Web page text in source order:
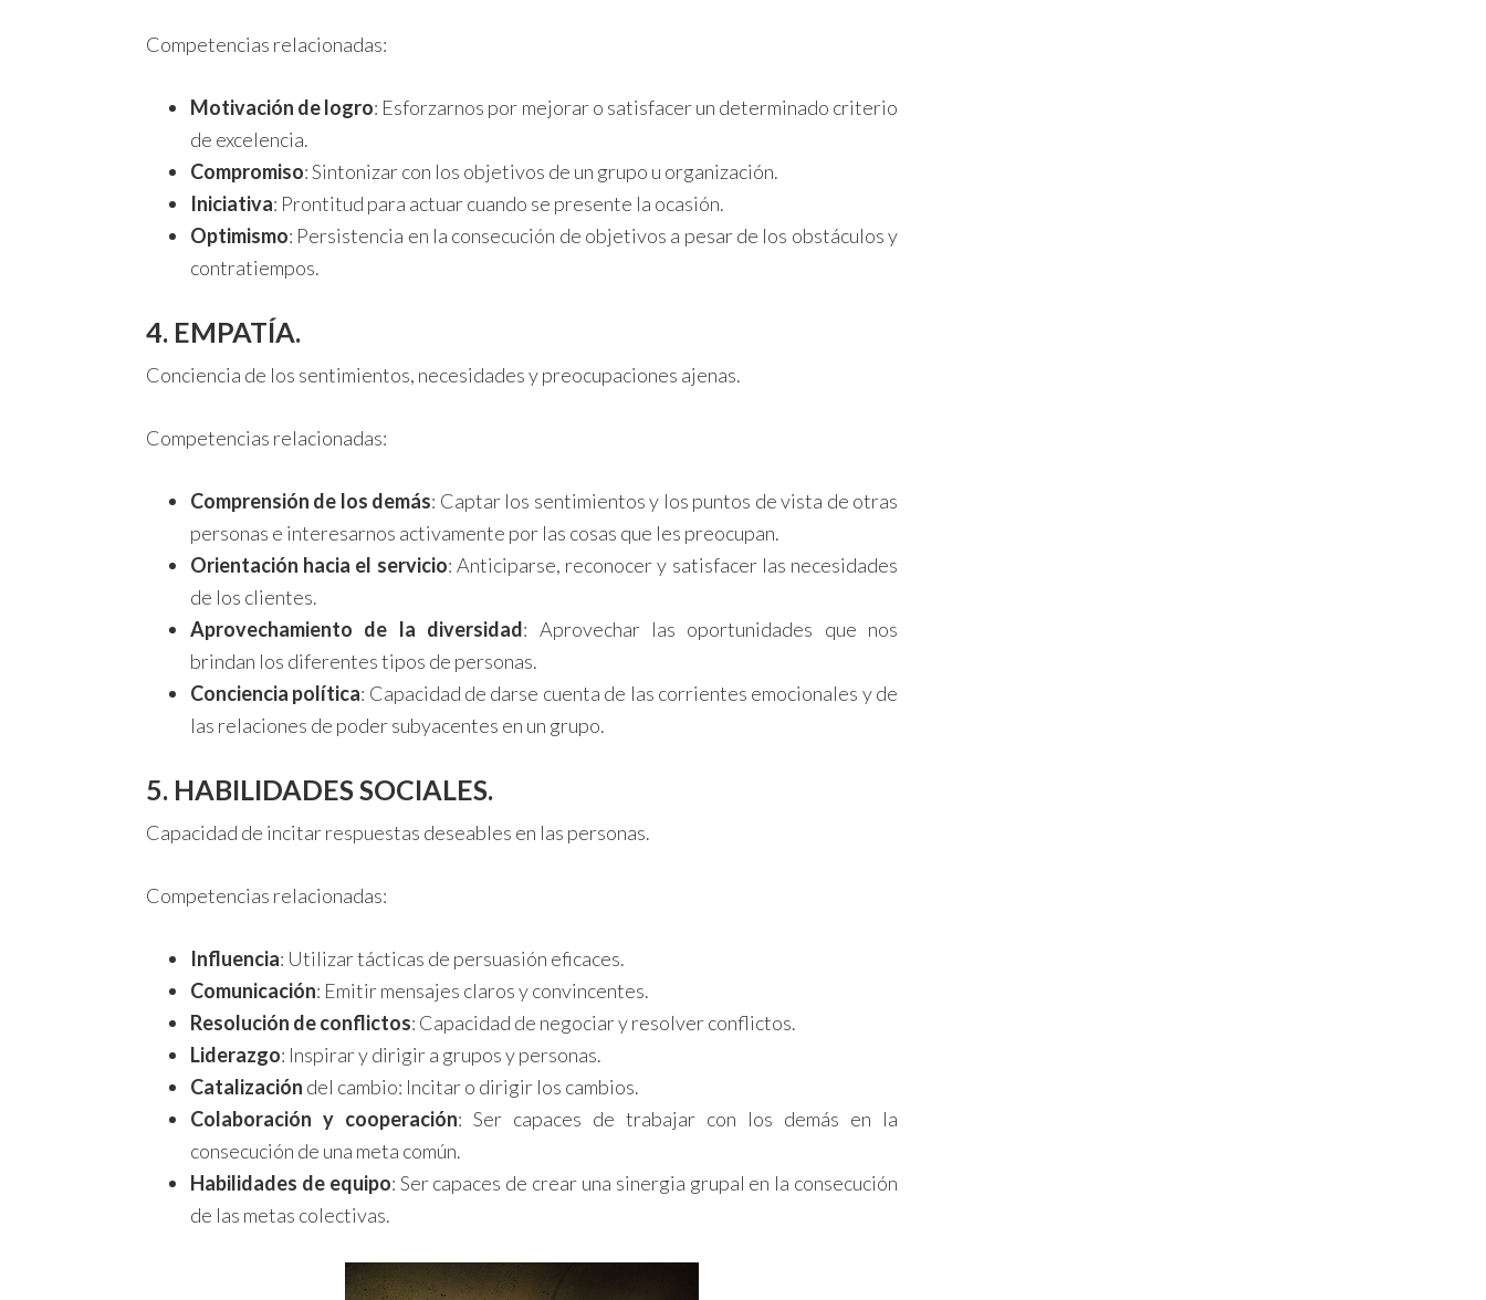
Competencias relacionadas:
Motivación de logro: Esforzarnos por mejorar o satisfacer un determinado criterio
de excelencia.
Compromiso: Sintonizar con los objetivos de un grupo u organización.
Iniciativa: Prontitud para actuar cuando se presente la ocasión.
Optimismo: Persistencia en la consecución de objetivos a pesar de los obstáculos y
contratiempos.
4. EMPATÍA.
Conciencia de los sentimientos, necesidades y preocupaciones ajenas.
Competencias relacionadas:
Comprensión de los demás: Captar los sentimientos y los puntos de vista de otras
personas e interesarnos activamente por las cosas que les preocupan.
Orientación hacia el servicio: Anticiparse, reconocer y satisfacer las necesidades
de los clientes.
Aprovechamiento de la diversidad: Aprovechar las oportunidades que nos
brindan los diferentes tipos de personas.
Conciencia política: Capacidad de darse cuenta de las corrientes emocionales y de
las relaciones de poder subyacentes en un grupo.
5. HABILIDADES SOCIALES.
Capacidad de incitar respuestas deseables en las personas.
Competencias relacionadas:
Influencia: Utilizar tácticas de persuasión eficaces.
Comunicación: Emitir mensajes claros y convincentes.
Resolución de conflictos: Capacidad de negociar y resolver conflictos.
Liderazgo: Inspirar y dirigir a grupos y personas.
Catalización del cambio: Incitar o dirigir los cambios.
Colaboración y cooperación: Ser capaces de trabajar con los demás en la
consecución de una meta común.
Habilidades de equipo: Ser capaces de crear una sinergia grupal en la consecución
de las metas colectivas.